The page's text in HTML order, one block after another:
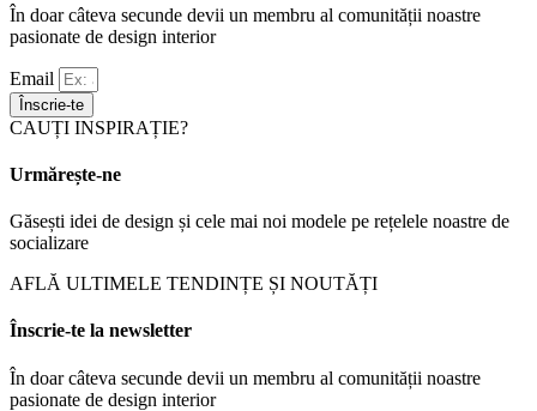
În doar câteva secunde devii un membru al comunității noastre
pasionate de design interior
Email
Înscrie-te
CAUȚI INSPIRAȚIE?
Urmărește-ne
Găsești idei de design și cele mai noi modele pe rețelele noastre de
socializare
AFLĂ ULTIMELE TENDINȚE ȘI NOUTĂȚI
Înscrie-te la newsletter
În doar câteva secunde devii un membru al comunității noastre
pasionate de design interior